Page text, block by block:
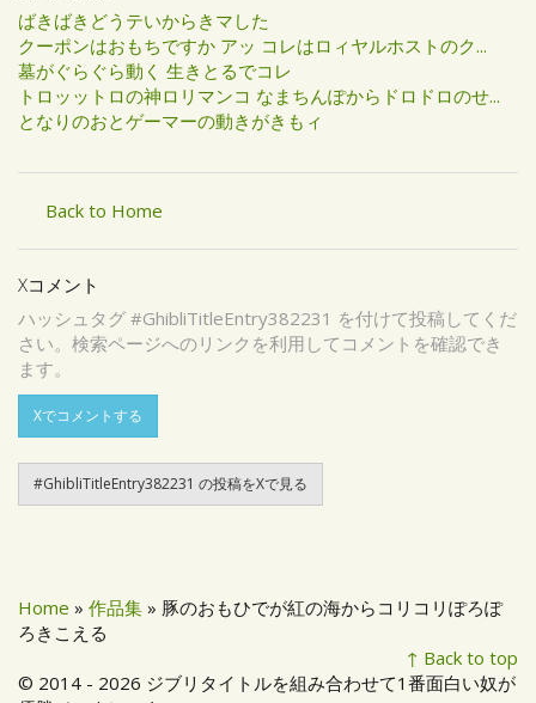
ばきばきどうテいからきマした
クーポンはおもちですか アッ コレはロィヤルホストのク...
墓がぐらぐら動く 生きとるでコレ
トロッットロの神ロリマンコ なまちんぽからドロドロのせ...
となりのおとゲーマーの動きがきもィ
Back to Home
Xコメント
ハッシュタグ #GhibliTitleEntry382231 を付けて投稿してくだ
さい。検索ページへのリンクを利用してコメントを確認でき
ます。
Xでコメントする
#GhibliTitleEntry382231 の投稿をXで見る
Home » 作品集 » 豚のおもひでが紅の海からコリコリぽろぽ
ろきこえる
↑ Back to top
© 2014 - 2026 ジブリタイトルを組み合わせて1番面白い奴が